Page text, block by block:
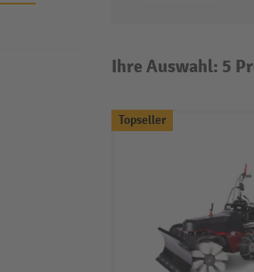
Ihre Auswahl: 5
Topseller